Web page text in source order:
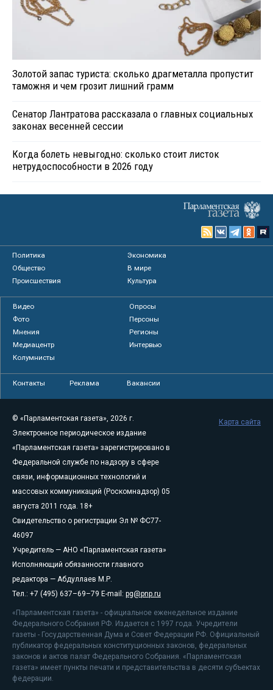
Золотой запас туриста: сколько драгметалла пропустит
таможня и чем грозит лишний грамм
Сенатор Лантратова рассказала о главных социальных
законах весенней сессии
Когда болеть невыгодно: сколько стоит листок
нетрудоспособности в 2026 году
Политика
Экономика
Общество
В мире
Происшествия
Культура
Видео
Опросы
Фото
Персоны
Мнения
Регионы
Медиацентр
Интервью
Колумнисты
Контакты Реклама Вакансии
© «Парламентская газета», 2026 г.
Электронное периодическое издание
«Парламентская газета» зарегистрировано в
Федеральной службе по надзору в сфере
связи, информационных технологий и
массовых коммуникаций (Роскомнадзор) 05
августа 2011 года. 18+
Свидетельство о регистрации Эл № ФС77-
46097
Учредитель — АНО «Парламентская газета»
Исполняющий обязанности главного
редактора — Абдуллаев М.Р.
Тел.: +7 (495) 637–69–79 E-mail: pg@pnp.ru
«Парламентская газета» - официальное еженедельное издание
Федерального Собрания РФ. Издается с 1997 года. Учредители
газеты - Государственная Дума и Совет Федерации РФ. Официальный
публикатор федеральных конституционных законов, федеральных
законов и актов палат Федерального Собрания. «Парламентская
газета» имеет пункты печати и представительства в десяти субъектах
федерации.
Карта сайта